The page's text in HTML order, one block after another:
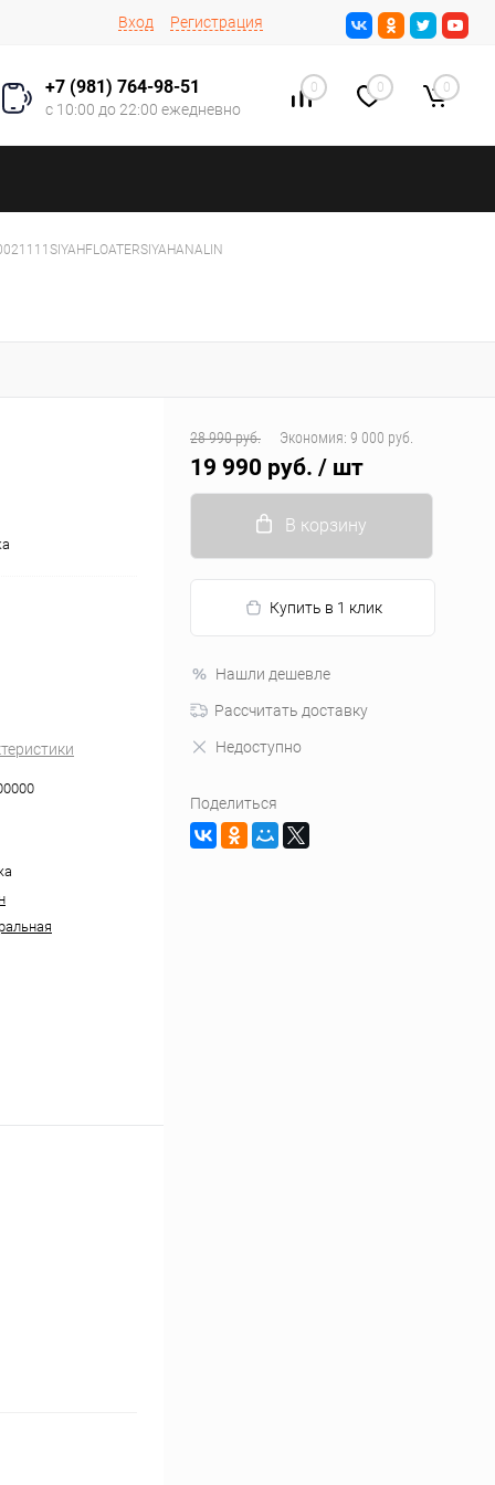
Вход Регистрация
+7 (981) 764-98-51
с 10:00 до 22:00 ежедневно
0 0 0
28 990 руб. Экономия: 9 000 руб.
19 990 руб. / шт
В корзину
Купить в 1 клик
Нашли дешевле
Рассчитать доставку
Недоступно
Поделиться